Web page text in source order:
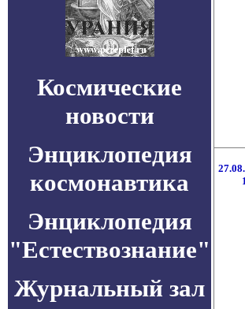
Космические
новости
Энциклопедия
космонавтика
Энциклопедия
"Естествознание"
Журнальный зал